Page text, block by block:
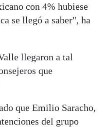
con 4% hubiese
se llegó a saber", ha
llegaron a tal
que
que Emilio Saracho,
del grupo